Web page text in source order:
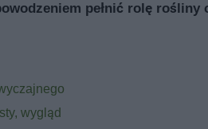
pełnić rolę rośliny
wygląd